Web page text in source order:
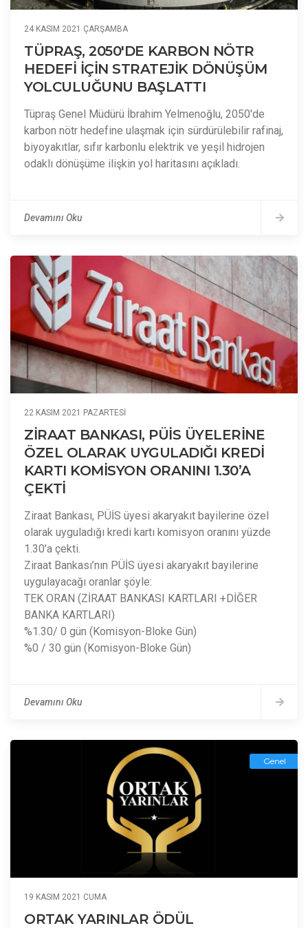
24 KASIM 2021 ÇARŞAMBA
TÜPRAŞ, 2050'DE KARBON NÖTR
HEDEFİ İÇİN STRATEJİK DÖNÜŞÜM
YOLCULUĞUNU BAŞLATTI
Tüpraş Genel Müdürü İbrahim Yelmenoğlu, 2050'de
karbon nötr hedefine ulaşmak için sürdürülebilir rafinaj,
biyoyakıtlar, sıfır karbonlu elektrik ve yeşil hidrojen
odaklı dönüşüme ilişkin yol haritasını açıkladı.
Devamını Oku
22 KASIM 2021 PAZARTESI
ZİRAAT BANKASI, PÜİS ÜYELERİNE
ÖZEL OLARAK UYGULADIĞI KREDİ
KARTI KOMİSYON ORANINI 1.30’A
ÇEKTİ
Ziraat Bankası, PÜİS üyesi akaryakıt bayilerine özel
olarak uyguladığı kredi kartı komisyon oranını yüzde
1.30’a çekti.
Ziraat Bankası’nın PÜİS üyesi akaryakıt bayilerine
uygulayacağı oranlar şöyle:
TEK ORAN (ZİRAAT BANKASI KARTLARI +DİĞER
BANKA KARTLARI)
%1.30/ 0 gün (Komisyon-Bloke Gün)
%0 / 30 gün (Komisyon-Bloke Gün)
Devamını Oku
Genel
19 KASIM 2021 CUMA
ORTAK YARINLAR ÖDÜL